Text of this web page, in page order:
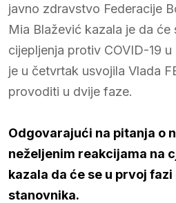
javno zdravstvo Federacije
Mia Blažević kazala je da će
cijepljenja protiv COVID-19
je u četvrtak usvojila Vlada
provoditi u dvije faze.
Odgovarajući na pitanja o
neželjenim reakcijama na
kazala da će se u prvoj
stanovnika.